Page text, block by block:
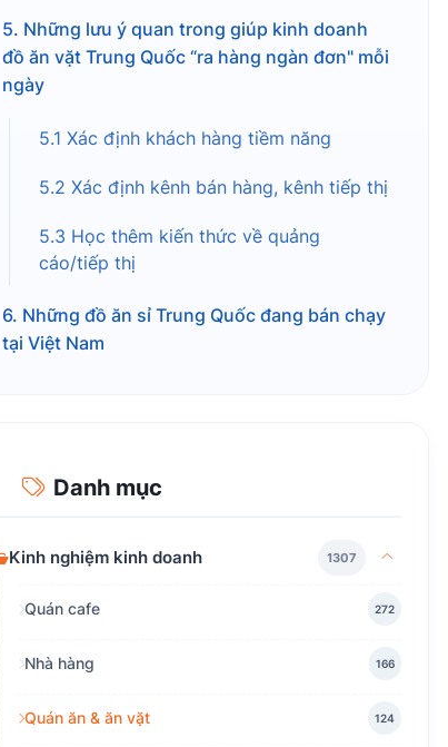
5. Những lưu ý quan trong giúp kinh doanh
đồ ăn vặt Trung Quốc “ra hàng ngàn đơn" mỗi
ngày
5.1 Xác định khách hàng tiềm năng
5.2 Xác định kênh bán hàng, kênh tiếp thị
5.3 Học thêm kiến thức về quảng
cáo/tiếp thị
6. Những đồ ăn sỉ Trung Quốc đang bán chạy
tại Việt Nam
Danh mục
Kinh nghiệm kinh doanh 1307
Quán cafe 272
Nhà hàng 166
Quán ăn & ăn vặt 124